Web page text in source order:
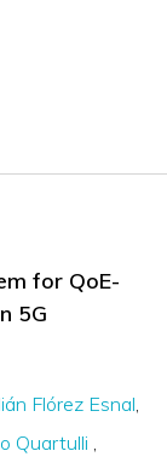
for QoE-
5G
Flórez Esnal
Quartulli